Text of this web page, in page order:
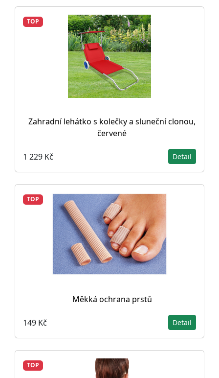
TOP
Zahradní lehátko s kolečky a sluneční clonou,
červené
1 229 Kč Detail
TOP
Měkká ochrana prstů
149 Kč Detail
TOP